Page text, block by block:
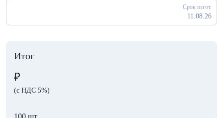
Срок изгот.
11.08.26
Итог
₽
(с НДС 5%)
100 шт.